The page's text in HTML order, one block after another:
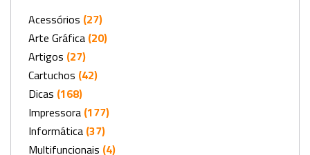
Acessórios (27)
Arte Gráfica (20)
Artigos (27)
Cartuchos (42)
Dicas (168)
Impressora (177)
Informática (37)
Multifuncionais (4)